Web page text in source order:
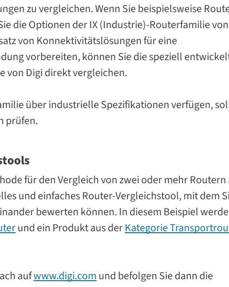
zu vergleichen. Wenn Sie beispielsweise
die Optionen der IX (Industrie)-Routerfamilie
von Konnektivitätslösungen für eine
vorbereiten, können Sie die speziell
von Digi direkt vergleichen.
über industrielle Spezifikationen verfügen,
prüfen.
für den Vergleich von zwei oder mehr Routern
und einfaches Router-Vergleichstool, mit dem
bewerten können. In diesem Beispiel
und ein Produkt aus derKategorie
aufwww.digi.comund befolgen Sie dann die